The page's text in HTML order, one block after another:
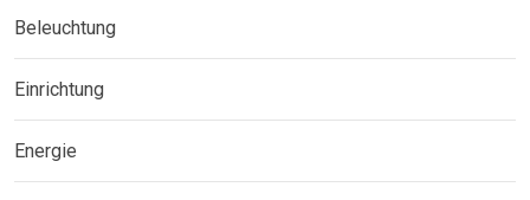
Beleuchtung
Einrichtung
Energie